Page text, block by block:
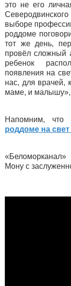
это не его
выборе
роддоме
тот же день,
провёл сложный
ребенок
появления на
нас, для врачей,
маме, и малышу»,
Напомним, что
роддоме на
Мону с